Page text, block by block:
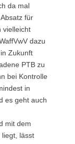
da mal
für
vielleicht
dazu
Zukunft
PTB zu
bei Kontrolle
in
es geht auch
mit dem
liegt, lässt